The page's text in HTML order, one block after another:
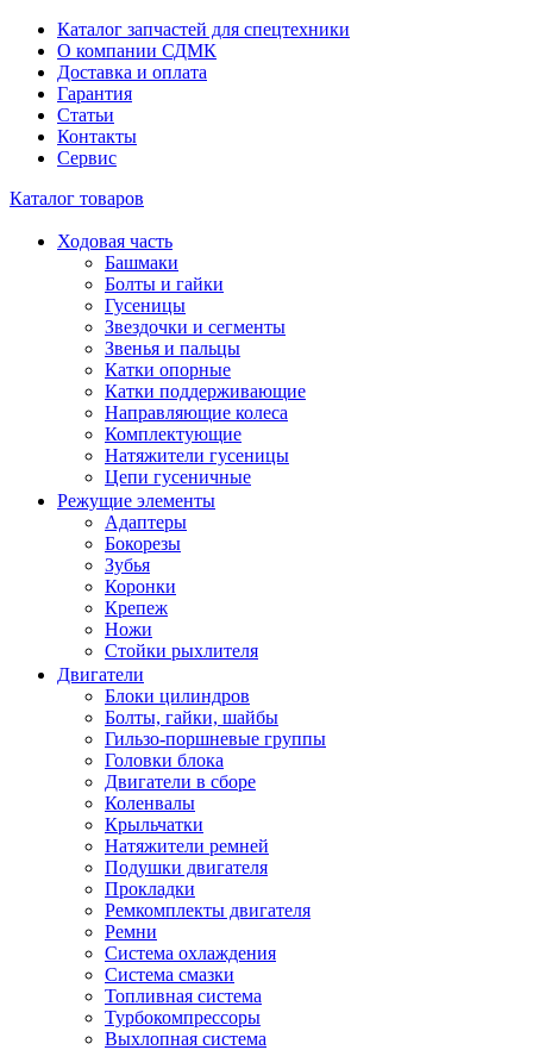
Каталог запчастей для спецтехники
О компании СДМК
Доставка и оплата
Гарантия
Статьи
Контакты
Сервис
Каталог товаров
Ходовая часть
Башмаки
Болты и гайки
Гусеницы
Звездочки и сегменты
Звенья и пальцы
Катки опорные
Катки поддерживающие
Направляющие колеса
Комплектующие
Натяжители гусеницы
Цепи гусеничные
Режущие элементы
Адаптеры
Бокорезы
Зубья
Коронки
Крепеж
Ножи
Стойки рыхлителя
Двигатели
Блоки цилиндров
Болты, гайки, шайбы
Гильзо-поршневые группы
Головки блока
Двигатели в сборе
Коленвалы
Крыльчатки
Натяжители ремней
Подушки двигателя
Прокладки
Ремкомплекты двигателя
Ремни
Система охлаждения
Система смазки
Топливная система
Турбокомпрессоры
Выхлопная система